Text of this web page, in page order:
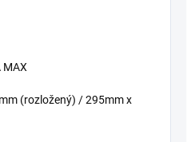
MAX
(rozložený) / 295mm x